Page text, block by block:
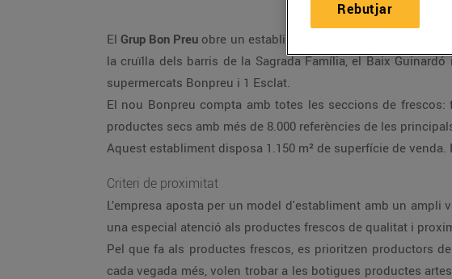
El Grup Bon Preu obre un establiment a Barcelona,
la cruïlla dels barris de la Sagrada Família, el Baix
supermercats Bonpreu i 1 Esclat.
El nou Bonpreu compta amb totes les seccions de
productes secs amb més de 8.000 referències de les
Aquest establiment disposa 1.150 m² de superfície de
Criteri de proximitat
L’empresa aposta per un model d'establiment amb un
una especial atenció als productes frescos de qualitat i
Pel que fa als productes frescos, es prioritzen productors
cada vegada més, volen trobar a les botigues productes
Rebutjar